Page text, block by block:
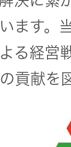
ます。
る経営
貢献を